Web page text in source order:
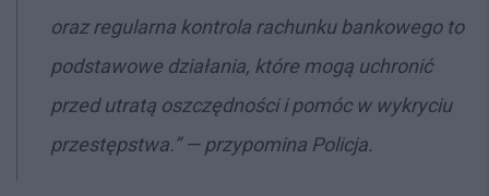
oraz regularna kontrola rachunku bankowego to
podstawowe działania, które mogą uchronić
przed utratą oszczędności i pomóc w wykryciu
przestępstwa.” — przypomina Policja.